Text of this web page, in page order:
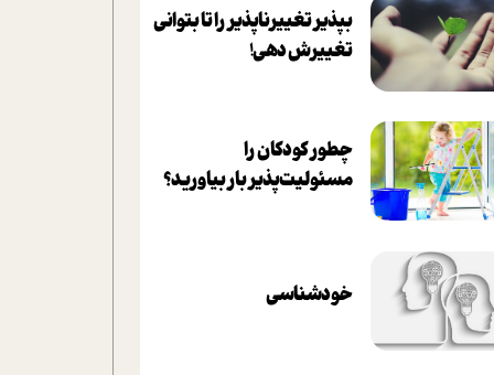
بپذير تغييرناپذير را تا بتواني
تغييرش دهي!‏
چطور کودکان را
مسئولیت‌پذیر بار بیاورید؟
خودشناسی